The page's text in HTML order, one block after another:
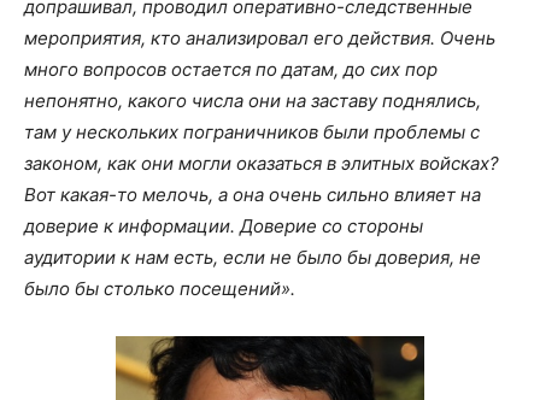
допрашивал, проводил оперативно-следственные
мероприятия, кто анализировал его действия. Очень
много вопросов остается по датам, до сих пор
непонятно, какого числа они на заставу поднялись,
там у нескольких пограничников были проблемы с
законом, как они могли оказаться в элитных войсках?
Вот какая-то мелочь, а она очень сильно влияет на
доверие к информации. Доверие со стороны
аудитории к нам есть, если не было бы доверия, не
было бы столько посещений».